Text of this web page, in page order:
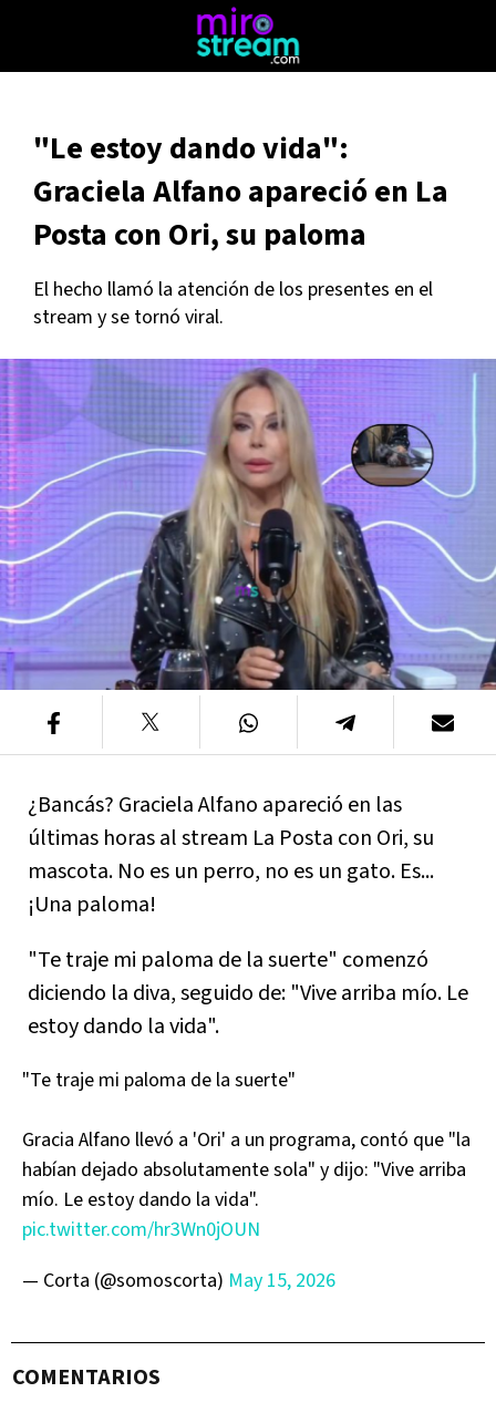
"Le estoy dando vida":
Graciela Alfano apareció en La
Posta con Ori, su paloma
El hecho llamó la atención de los presentes en el
stream y se tornó viral.
¿Bancás? Graciela Alfano apareció en las
últimas horas al stream La Posta con Ori, su
mascota. No es un perro, no es un gato. Es...
¡Una paloma!
"Te traje mi paloma de la suerte" comenzó
diciendo la diva, seguido de: "Vive arriba mío. Le
estoy dando la vida".
"Te traje mi paloma de la suerte"
Gracia Alfano llevó a 'Ori' a un programa, contó que "la
habían dejado absolutamente sola" y dijo: "Vive arriba
mío. Le estoy dando la vida".
pic.twitter.com/hr3Wn0jOUN
— Corta (@somoscorta) May 15, 2026
COMENTARIOS